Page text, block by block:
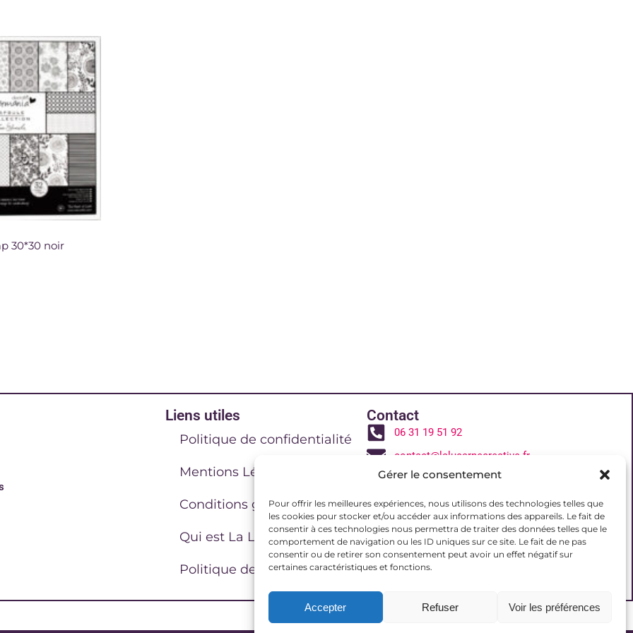
Gérer le consentement
Pour offrir les meilleures expériences, nous utilisons des technologies telles que
les cookies pour stocker et/ou accéder aux informations des appareils. Le fait de
consentir à ces technologies nous permettra de traiter des données telles que le
comportement de navigation ou les ID uniques sur ce site. Le fait de ne pas
consentir ou de retirer son consentement peut avoir un effet négatif sur
certaines caractéristiques et fonctions.
Accepter Refuser Voir les préférences
30*30 noir
Liens utiles
Politique de confidentialité
Mentions Légales
Conditions générales de vente
Qui est La Lucarne Creative
Politique de cookies (UE)
Contact
06 31 19 51 92
contact@lalucarnecreative.fr
77700 Magny le Hongre